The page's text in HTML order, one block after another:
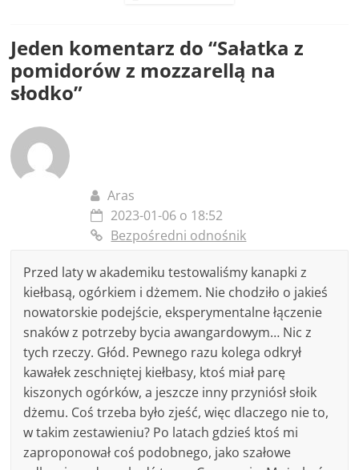
Jeden komentarz do “Sałatka z
pomidorów z mozzarellą na
słodko”
Aras
2023-01-06 o 18:52
Bezpośredni odnośnik
Przed laty w akademiku testowaliśmy kanapki z
kiełbasą, ogórkiem i dżemem. Nie chodziło o jakieś
nowatorskie podejście, eksperymentalne łączenie
snaków z potrzeby bycia awangardowym… Nic z
tych rzeczy. Głód. Pewnego razu kolega odkrył
kawałek zeschniętej kiełbasy, ktoś miał parę
kiszonych ogórków, a jeszcze inny przyniósł słoik
dżemu. Coś trzeba było zjeść, więc dlaczego nie to,
w takim zestawieniu? Po latach gdzieś ktoś mi
zaproponował coś podobnego, jako szałowe